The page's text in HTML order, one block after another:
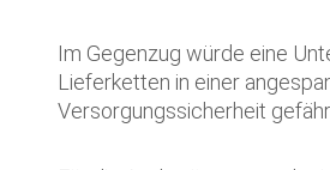
Im Gegenzug würde eine
Lieferketten in einer
Versorgungssicherheit